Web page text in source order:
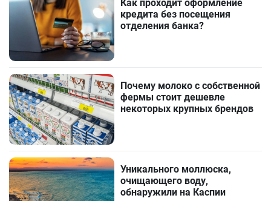
Как проходит оформление
кредита без посещения
отделения банка?
Почему молоко с собственной
фермы стоит дешевле
некоторых крупных брендов
Уникального моллюска,
очищающего воду,
обнаружили на Каспии